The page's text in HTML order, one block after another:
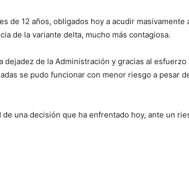
de 12 años, obligados hoy a acudir masivamente
de la variante delta, mucho más contagiosa.
de la Administración y gracias al
se pudo funcionar con menor riesgo a pesar
una decisión que ha enfrentado hoy, ante un